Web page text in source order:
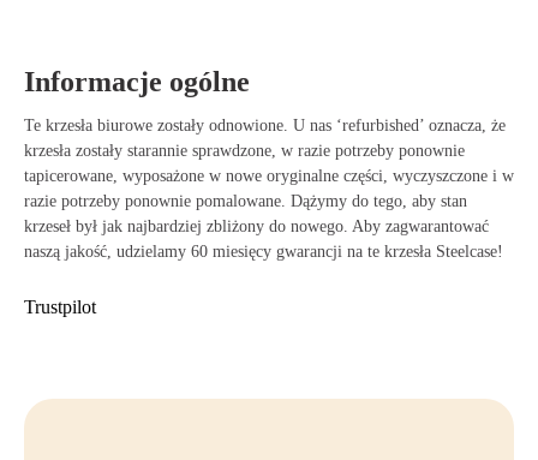
Zalety krzesła biurowego Steelcase Series 1
Technologia LiveBack zapewniająca dynamiczne wsparcie pleców.
Podłokietniki 4D umożliwiające ergonomiczne i indywidualne
Przesuwane siedzisko i regulowane podparcie lędźwiowe dla
optymalnego komfortu.
Oddychające oparcie z siatki zapewniające komfortowe warunki
roboczej.
Steelcase Series 1 jest dostępny w Offeco jako starannie odnowiony
Informacje ogólne
Te krzesła biurowe zostały odnowione. U nas ‘refurbished’ oznacza, że
krzesła zostały starannie sprawdzone, w razie potrzeby ponownie
tapicerowane, wyposażone w nowe oryginalne części, wyczyszczone i w
razie potrzeby ponownie pomalowane. Dążymy do tego, aby stan
krzeseł był jak najbardziej zbliżony do nowego. Aby zagwarantować
naszą jakość, udzielamy 60 miesięcy gwarancji na te krzesła Steelcase!
Trustpilot